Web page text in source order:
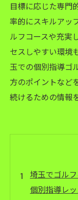
目標に応じた専門
率的にスキルアッ
ルフコースや充実
セスしやすい環境
玉での個別指導ゴ
方のポイントなど
続けるための情報
埼玉でゴル
個別指導レ